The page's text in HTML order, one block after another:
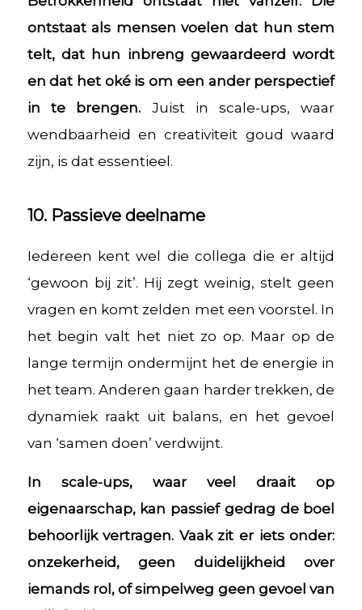
ontstaat als mensen voelen dat hun stem
telt, dat hun inbreng gewaardeerd wordt
en dat het oké is om een ander perspectief
in te brengen. Juist in scale-ups, waar
wendbaarheid en creativiteit goud waard
zijn, is dat essentieel.
10. Passieve deelname
Iedereen kent wel die collega die er altijd
‘gewoon bij zit’. Hij zegt weinig, stelt geen
vragen en komt zelden met een voorstel. In
het begin valt het niet zo op. Maar op de
lange termijn ondermijnt het de energie in
het team. Anderen gaan harder trekken, de
dynamiek raakt uit balans, en het gevoel
van ‘samen doen’ verdwijnt.
In scale-ups, waar veel draait op
eigenaarschap, kan passief gedrag de boel
behoorlijk vertragen. Vaak zit er iets onder:
onzekerheid, geen duidelijkheid over
iemands rol, of simpelweg geen gevoel van